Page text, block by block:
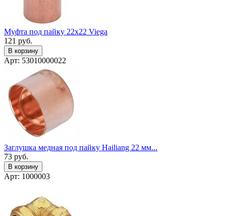
Муфта под пайку 22x22 Viega
121 руб.
В корзину
Арт: 53010000022
Заглушка медная под пайку Hailiang 22 мм...
73 руб.
В корзину
Арт: 1000003